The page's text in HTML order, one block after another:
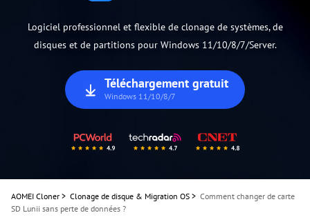
Logiciel professionnel et flexible de clonage de systèmes, de
disques et de partitions pour Windows 11/10/8/7/Server.
Téléchargement gratuit
Windows 11/10/8/7
AOMEI Cloner > Clonage de disque & Migration OS > Comment changer de carte
SD Lunii sans perte de données ?